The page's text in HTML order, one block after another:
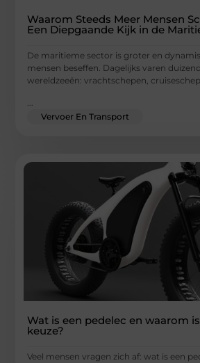
Waarom Steeds Meer Mensen
Een Diepgaande Kijk in de
De maritieme sector is groter en
mensen beseffen. Dagelijks varen
wereldzeeën: vrachtschepen,
...
Vervoer En Transport
Wat is een pedelec en waarom
keuze?
Veel mensen vragen zich af: wat is een